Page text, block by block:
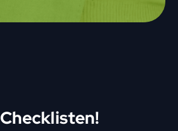
Checklisten!